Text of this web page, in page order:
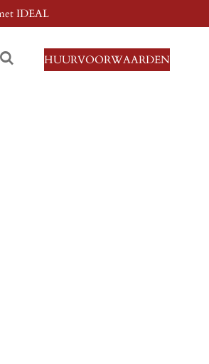
IDEAL
HUURVOORWAARDEN